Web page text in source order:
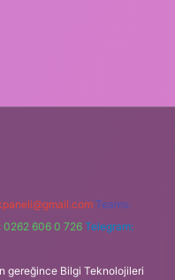
Teams:
0262 606 0 726 Telegram:
gereğince Bilgi Teknolojileri